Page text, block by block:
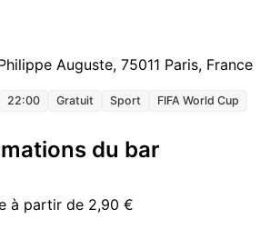
Auguste, 75011 Paris, France
22:00 Gratuit Sport FIFA World Cup
du bar
à partir de 2,90 €